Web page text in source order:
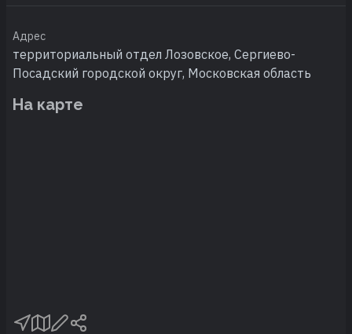
Адрес
территориальный отдел Лозовское, Сергиево-
Посадский городской округ, Московская область
На карте